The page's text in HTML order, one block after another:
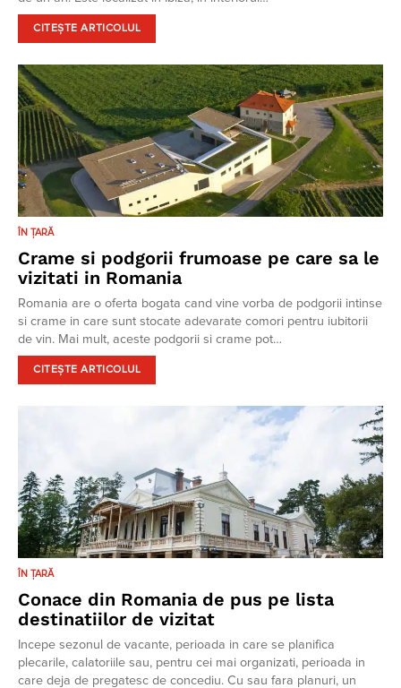
CITEȘTE ARTICOLUL
ÎN ȚARĂ
Crame si podgorii frumoase pe care sa le
vizitati in Romania
Romania are o oferta bogata cand vine vorba de podgorii intinse
si crame in care sunt stocate adevarate comori pentru iubitorii
de vin. Mai mult, aceste podgorii si crame pot…
CITEȘTE ARTICOLUL
ÎN ȚARĂ
Conace din Romania de pus pe lista
destinatiilor de vizitat
Incepe sezonul de vacante, perioada in care se planifica
plecarile, calatoriile sau, pentru cei mai organizati, perioada in
care deja de pregatesc de concediu. Cu sau fara planuri, un